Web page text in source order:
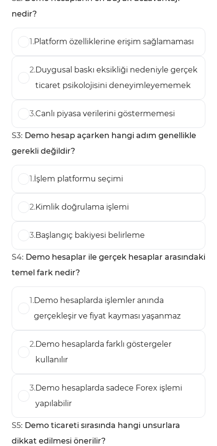
nedir?
1.Platform özelliklerine erişim sağlamaması
2.Duygusal baskı eksikliği nedeniyle gerçek
ticaret psikolojisini deneyimleyememek
3.Canlı piyasa verilerini göstermemesi
S3: Demo hesap açarken hangi adım genellikle
gerekli değildir?
1.İşlem platformu seçimi
2.Kimlik doğrulama işlemi
3.Başlangıç bakiyesi belirleme
S4: Demo hesaplar ile gerçek hesaplar arasındaki
temel fark nedir?
1.Demo hesaplarda işlemler anında
gerçekleşir ve fiyat kayması yaşanmaz
2.Demo hesaplarda farklı göstergeler
kullanılır
3.Demo hesaplarda sadece Forex işlemi
yapılabilir
S5: Demo ticareti sırasında hangi unsurlara
dikkat edilmesi önerilir?